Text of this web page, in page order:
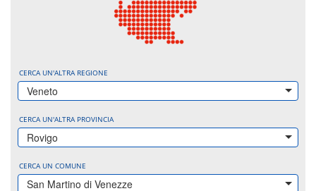
CERCA UN'ALTRA REGIONE
Veneto
CERCA UN'ALTRA PROVINCIA
Rovigo
CERCA UN COMUNE
San Martino di Venezze